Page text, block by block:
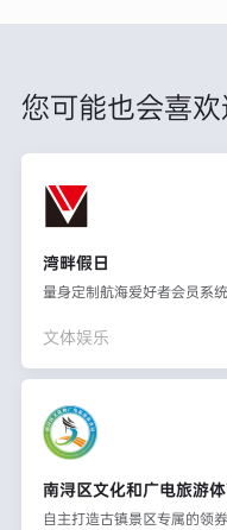
您可能也会喜欢
湾畔假日
量身定制航海爱好者会员系
文体娱乐
南浔区文化和广电旅游
自主打造古镇景区专属的领